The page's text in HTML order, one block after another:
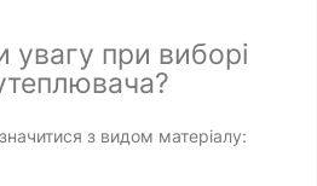
при виборі
з видом матеріалу: